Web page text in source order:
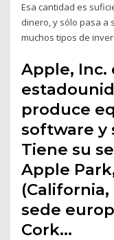
Esa cantidad es
dinero, y sólo pasa a
muchos tipos de
Apple, Inc.
produce
software y
Tiene su
Apple
(California,
sede
Cork…